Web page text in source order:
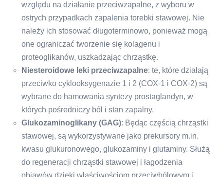
względu na działanie przeciwzapalne, z wyboru w
ostrych przypadkach zapalenia torebki stawowej. Nie
należy ich stosować długoterminowo, ponieważ mogą
one ograniczać tworzenie się kolagenu i
proteoglikanów, uszkadzając chrząstkę.
Niesteroidowe leki przeciwzapalne: te, które działają
przeciwko cyklooksygenazie 1 i 2 (COX-1 i COX-2) są
wybrane do hamowania syntezy prostaglandyn, w
których pośredniczy ból i stan zapalny.
Glukozaminoglikany (GAG): Będąc częścią chrząstki
stawowej, są wykorzystywane jako prekursory m.in.
kwasu glukuronowego, glukozaminy i glutaminy. Służą
do regeneracji chrząstki stawowej i łagodzenia